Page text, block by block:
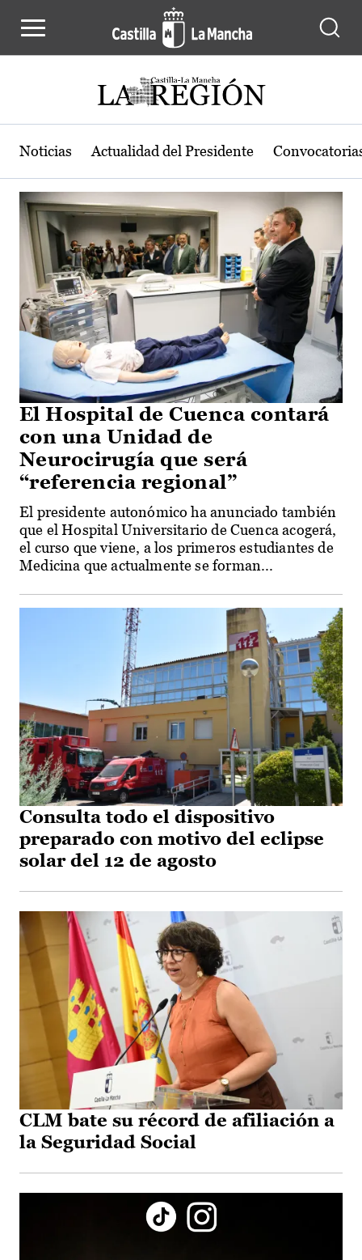
Actualidad de la región de Castilla-
Noticias Actualidad del Presidente
El Hospital de Cuenca contará
con una Unidad de
Neurocirugía que será
“referencia regional”
El presidente autonómico ha anunciado también
que el Hospital Universitario de Cuenca acogerá,
el curso que viene, a los primeros estudiantes de
Medicina que actualmente se forman...
Consulta todo el dispositivo
preparado con motivo del eclipse
solar del 12 de agosto
CLM bate su récord de afiliación a
la Seguridad Social